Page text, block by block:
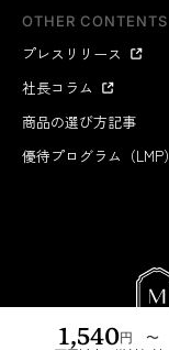
1,540円 〜
OTHER CONTENTS
プレスリリース
社長コラム
商品の選び方記事
優待プログラム（LMP）